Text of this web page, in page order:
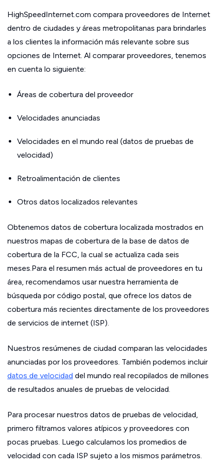
HighSpeedInternet.com compara proveedores de Internet
dentro de ciudades y áreas metropolitanas para brindarles
a los clientes la información más relevante sobre sus
opciones de Internet. Al comparar proveedores, tenemos
en cuenta lo siguiente:
Áreas de cobertura del proveedor
Velocidades anunciadas
Velocidades en el mundo real (datos de pruebas de
velocidad)
Retroalimentación de clientes
Otros datos localizados relevantes
Obtenemos datos de cobertura localizada mostrados en
nuestros mapas de cobertura de la base de datos de
cobertura de la FCC, la cual se actualiza cada seis
meses.Para el resumen más actual de proveedores en tu
área, recomendamos usar nuestra herramienta de
búsqueda por código postal, que ofrece los datos de
cobertura más recientes directamente de los proveedores
de servicios de internet (ISP).
Nuestros resúmenes de ciudad comparan las velocidades
anunciadas por los proveedores. También podemos incluir
datos de velocidad del mundo real recopilados de millones
de resultados anuales de pruebas de velocidad.
Para procesar nuestros datos de pruebas de velocidad,
primero filtramos valores atípicos y proveedores con
pocas pruebas. Luego calculamos los promedios de
velocidad con cada ISP sujeto a los mismos parámetros.